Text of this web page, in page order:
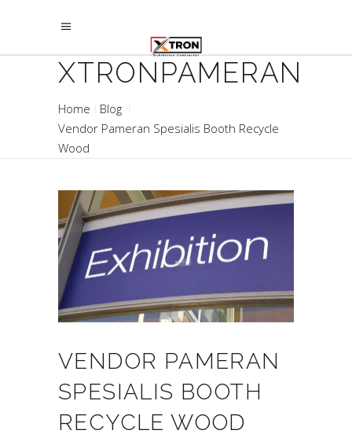
XTRONPAMERAN
Home
Blog
Vendor Pameran Spesialis Booth Recycle
Wood
VENDOR PAMERAN
SPESIALIS BOOTH
RECYCLE WOOD